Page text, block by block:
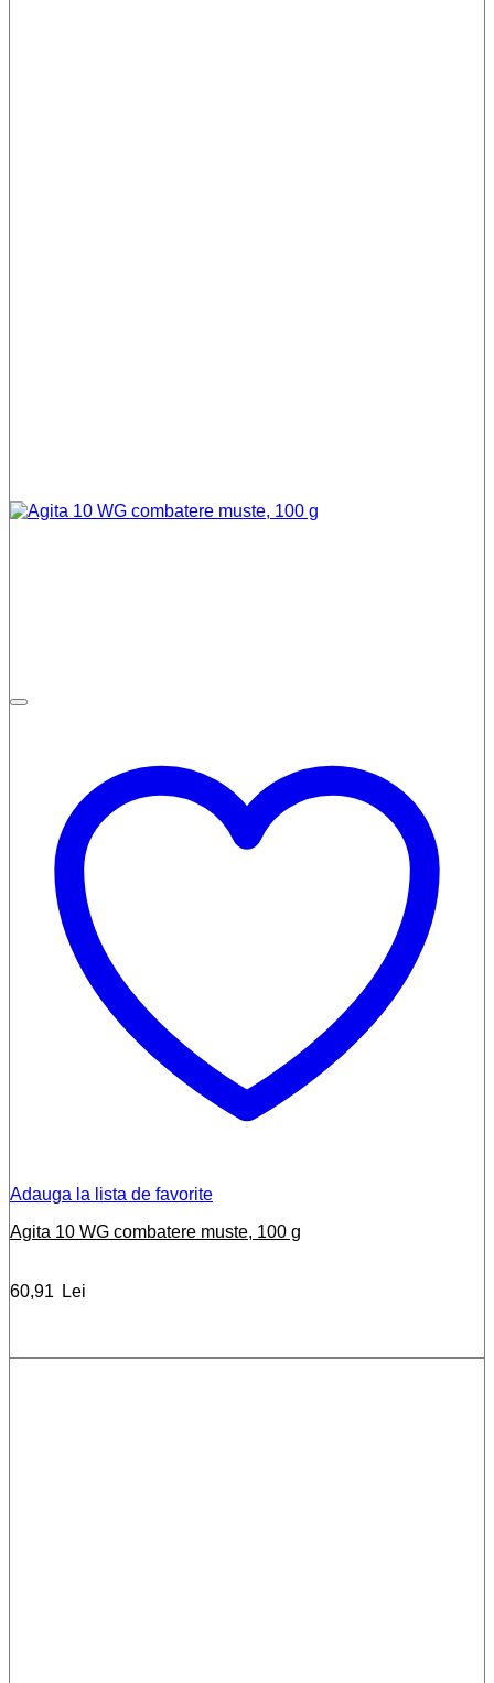
Adauga la lista de favorite
Agita 10 WG combatere muste, 100 g
60,91 Lei